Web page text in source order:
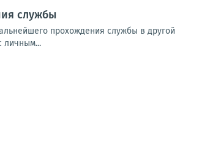
службы
прохождения службы в другой
личным...